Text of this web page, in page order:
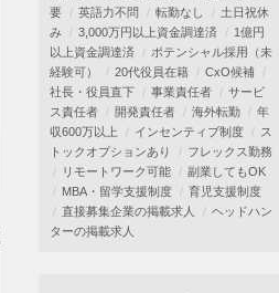
要
英語力不問 転勤なし
土日祝休
み
3,000万円以上資金調達済
1億円
以上資金調達済
ポテンシャル採用（未
経験可）
20代役員在籍
CxO候補
社長・役員直下
事業責任者
サービ
ス責任者
開発責任者 海外転勤
年
収600万以上
インセンティブ制度
ス
トックオプションあり
フレックス勤務
リモートワーク可能
副業してもOK
MBA・留学支援制度
育児支援制度
直接募集企業の掲載求人
ヘッドハン
ターの掲載求人